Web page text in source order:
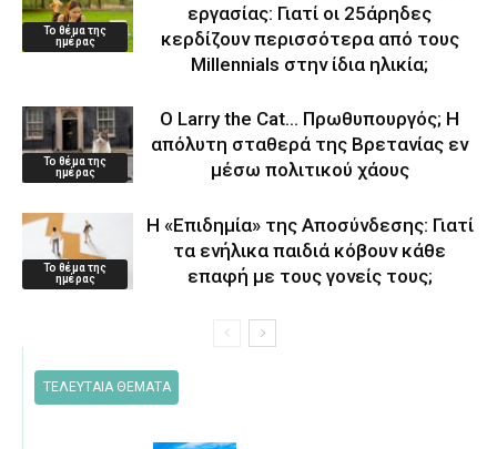
Το θέμα της
ημέρας
εργασίας: Γιατί οι 25άρηδες
κερδίζουν περισσότερα από τους
Millennials στην ίδια ηλικία;
Το θέμα της
ημέρας
Ο Larry the Cat… Πρωθυπουργός; Η
απόλυτη σταθερά της Βρετανίας εν
μέσω πολιτικού χάους
Το θέμα της
ημέρας
Η «Επιδημία» της Αποσύνδεσης: Γιατί
τα ενήλικα παιδιά κόβουν κάθε
επαφή με τους γονείς τους;
ΤΕΛΕΥΤΑΙΑ ΘΕΜΑΤΑ